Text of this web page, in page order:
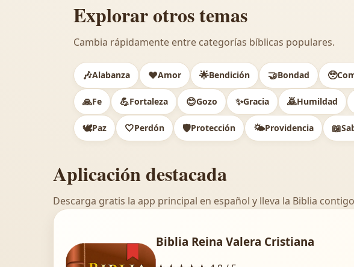
Explorar otros temas
Cambia rápidamente entre categorías bíblicas populares.
🎶Alabanza ❤️Amor 🌟Bendición 🤝Bondad 🥹
🙏Fe 💪Fortaleza 😊Gozo ✨Gracia 🙇Humildad
🕊️Paz 🤍Perdón 🛡️Protección 🌤️Providencia 📖
Aplicación destacada
Descarga gratis la app principal en español y lleva la Biblia
Biblia Reina Valera Cristiana